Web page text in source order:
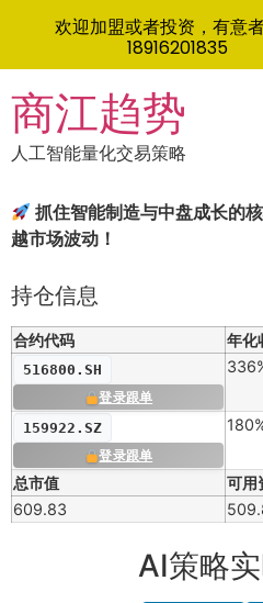
to
content
商江趋势
人工智能量化交易策略
抓住智能制造与中盘成长的
越市场波动！
持仓信息
合约代码 年化
516800.SH
登录跟单
159922.SZ
登录跟单
总市值 可用
609.83
AI策略
欢迎加盟或者投资，有意
18916201835